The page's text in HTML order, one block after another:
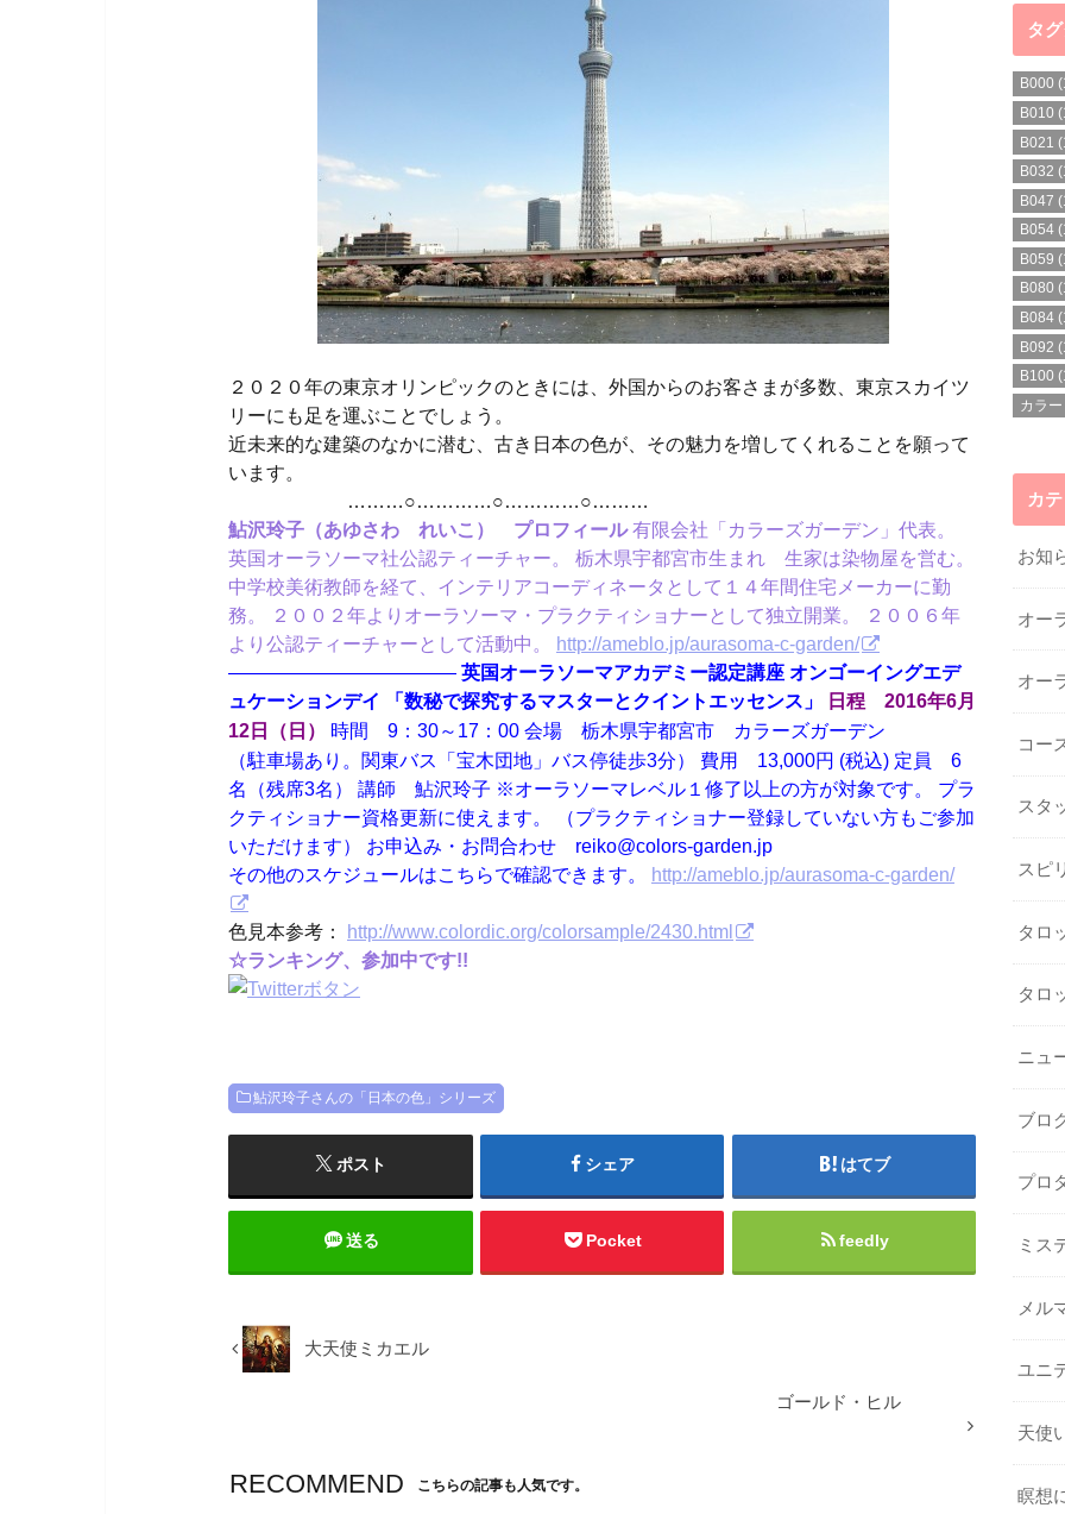
２０２０年の東京オリンピックのときには、外国からのお客さまが多数、東京スカイツ
リーにも足を運ぶことでしょう。
近未来的な建築のなかに潜む、古き日本の色が、その魅力を増してくれることを願って
います。
………○…………○…………○………
鮎沢玲子（あゆさわ れいこ） プロフィール有限会社「カラーズガーデン」代表。
英国オーラソーマ社公認ティーチャー。 栃木県宇都宮市生まれ 生家は染物屋を営む。
中学校美術教師を経て、インテリアコーディネータとして１４年間住宅メーカーに勤
務。 ２００２年よりオーラソーマ・プラクティショナーとして独立開業。 ２００６年
より公認ティーチャーとして活動中。
http://ameblo.jp/aurasoma-c-garden/
———————————— 英国オーラソーマアカデミー認定講座 オンゴーイングエデ
ュケーションデイ 「数秘で探究するマスターとクイントエッセンス」
日程 2016年6月
12日（日）
時間 9：30～17：00 会場 栃木県宇都宮市 カラーズガーデン
（駐車場あり。関東バス「宝木団地」バス停徒歩3分） 費用 13,000円 (税込) 定員 6
名（残席3名） 講師 鮎沢玲子 ※オーラソーマレベル１修了以上の方が対象です。 プラ
クティショナー資格更新に使えます。 （プラクティショナー登録していない方もご参加
いただけます） お申込み・お問合わせ reiko@colors-garden.jp
その他のスケジュールはこちらで確認できます。
http://ameblo.jp/aurasoma-c-garden/
色見本参考：
http://www.colordic.org/colorsample/2430.html
☆ランキング、参加中です!!
鮎沢玲子さんの「日本の色」シリーズ
ポスト シェア はてブ
送る Pocket feedly
大天使ミカエル
ゴールド・ヒル
RECOMMEND こちらの記事も人気です。
タ
B000
B010
B021
B032
B047
B054
B059
B080
B084
B092
B100
カラ
カ
お知
オー
オー
コー
スタ
スピ
タロ
タロ
ニュ
ブロ
プロ
ミス
メル
ユニ
天使
瞑想